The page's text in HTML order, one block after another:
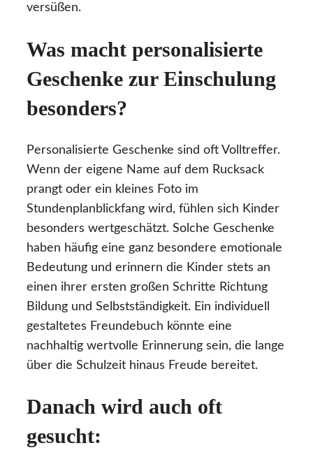
versüßen.
Was macht personalisierte
Geschenke zur Einschulung
besonders?
Personalisierte Geschenke sind oft Volltreffer.
Wenn der eigene Name auf dem Rucksack
prangt oder ein kleines Foto im
Stundenplanblickfang wird, fühlen sich Kinder
besonders wertgeschätzt. Solche Geschenke
haben häufig eine ganz besondere emotionale
Bedeutung und erinnern die Kinder stets an
einen ihrer ersten großen Schritte Richtung
Bildung und Selbstständigkeit. Ein individuell
gestaltetes Freundebuch könnte eine
nachhaltig wertvolle Erinnerung sein, die lange
über die Schulzeit hinaus Freude bereitet.
Danach wird auch oft
gesucht: